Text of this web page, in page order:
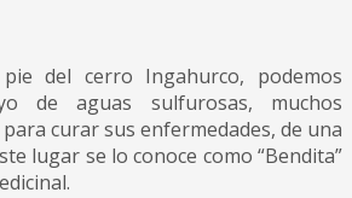
del cerro Ingahurco, podemos
de aguas sulfurosas, muchos
curar sus enfermedades, de una
lugar se lo conoce como “Bendita”